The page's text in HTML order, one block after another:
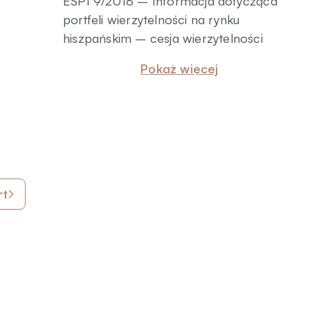
portfeli wierzytelności na rynku
hiszpańskim – cesja wierzytelności
Pokaż więcej